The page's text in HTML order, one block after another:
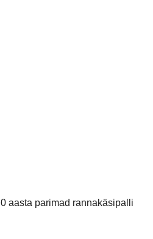
aasta parimad rannakäsipalli